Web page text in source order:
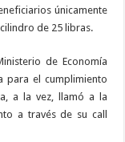
únicamente
de 25 libras.
de Economía
para el cumplimiento
a la vez, llamó a la
a través de su call